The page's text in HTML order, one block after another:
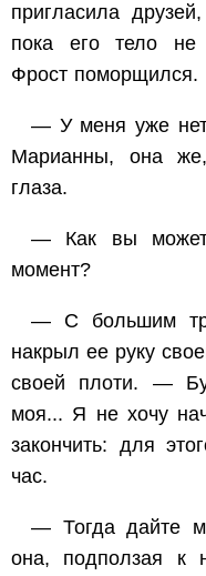
пригласила
пока его тело не
Фрост поморщился.
— У меня уже
Марианны, она же,
глаза.
— Как вы
момент?
— С большим
накрыл ее руку
своей плоти. —
моя... Я не хочу
закончить: для
час.
— Тогда дайте
она, подползая